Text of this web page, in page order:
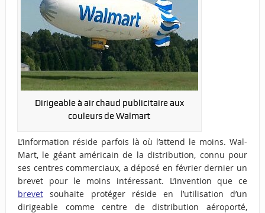
Dirigeable à air chaud publicitaire aux
couleurs de Walmart
L’information réside parfois là où l’attend le moins. Wal-
Mart, le géant américain de la distribution, connu pour
ses centres commerciaux, a déposé en février dernier un
brevet pour le moins intéressant. L’invention que ce
brevetsouhaite protéger réside en l’utilisation d’un
dirigeable comme centre de distribution aéroporté,